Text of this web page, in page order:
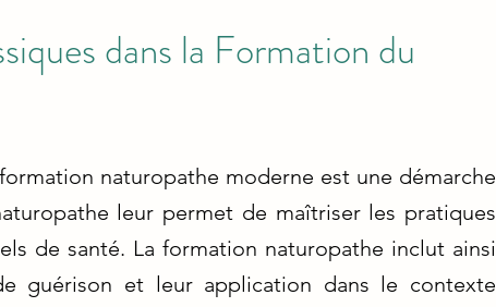
dans la Formation du
naturopathe moderne est une démarche
leur permet de maîtriser les pratiques
de santé. La formation naturopathe inclut ainsi
guérison et leur application dans le contexte